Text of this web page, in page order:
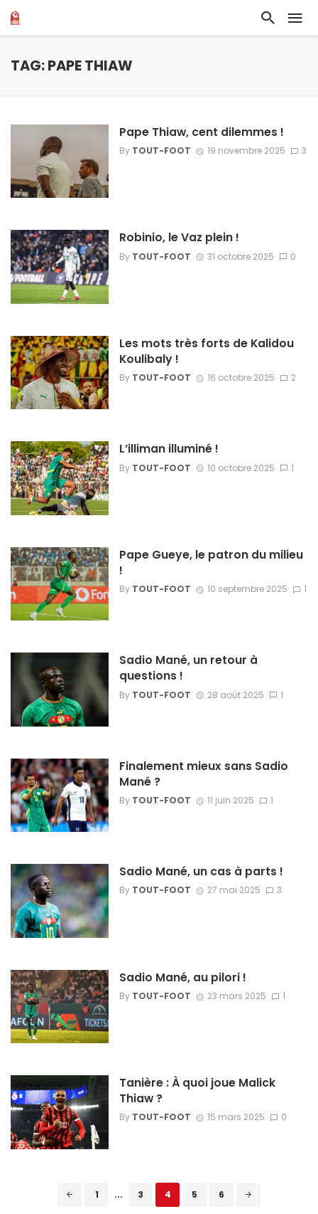
TAG: PAPE THIAW
Pape Thiaw, cent dilemmes !
By TOUT-FOOT 19 novembre 2025 3
Robinio, le Vaz plein !
By TOUT-FOOT 31 octobre 2025 0
Les mots très forts de Kalidou
Koulibaly !
By TOUT-FOOT 16 octobre 2025 2
L’illiman illuminé !
By TOUT-FOOT 10 octobre 2025 1
Pape Gueye, le patron du milieu
!
By TOUT-FOOT 10 septembre 2025 1
Sadio Mané, un retour à
questions !
By TOUT-FOOT 28 août 2025 1
Finalement mieux sans Sadio
Mané ?
By TOUT-FOOT 11 juin 2025 1
Sadio Mané, un cas à parts !
By TOUT-FOOT 27 mai 2025 3
Sadio Mané, au pilori !
By TOUT-FOOT 23 mars 2025 1
Tanière : À quoi joue Malick
Thiaw ?
By TOUT-FOOT 15 mars 2025 0
1 ... 3 4 5 6